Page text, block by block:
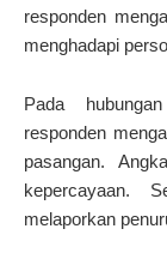
responden
menghadapi
Pada
responden
pasangan.
kepercayaan.
melaporkan